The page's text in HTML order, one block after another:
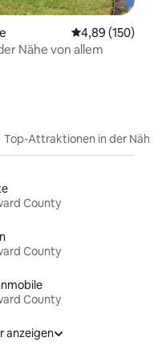
4,89 (150)
Nähe von allem
Top-Attraktionen in der
County
County
County
anzeigen